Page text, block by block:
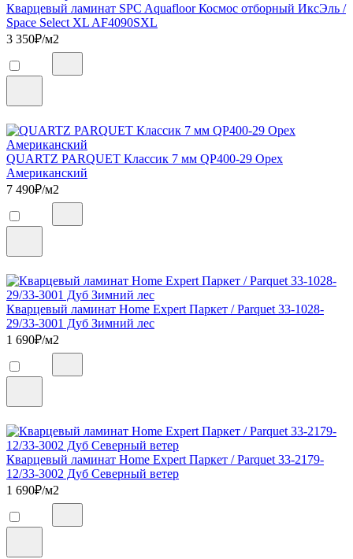
Кварцевый ламинат SPC Aquafloor Космос отборный ИксЭль /
Space Select XL AF4090SXL
3 350₽/м2
QUARTZ PARQUET Классик 7 мм QP400-29 Орех
Американский
7 490₽/м2
Кварцевый ламинат Home Expert Паркет / Parquet 33-1028-
29/33-3001 Дуб Зимний лес
1 690₽/м2
Кварцевый ламинат Home Expert Паркет / Parquet 33-2179-
12/33-3002 Дуб Северный ветер
1 690₽/м2